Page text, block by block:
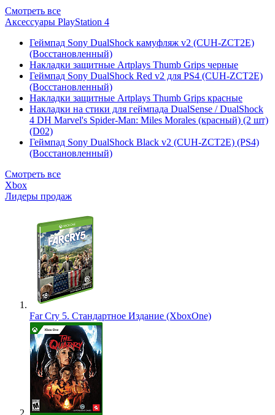
Смотреть все
Аксессуары PlayStation 4
Геймпад Sony DualShock камуфляж v2 (CUH-ZCT2E)
(Восстановленный)
Накладки защитные Artplays Thumb Grips черные
Геймпад Sony DualShock Red v2 для PS4 (CUH-ZCT2E)
(Восстановленный)
Накладки защитные Artplays Thumb Grips красные
Накладки на стики для геймпада DualSense / DualShock
4 DH Marvel's Spider-Man: Miles Morales (красный) (2 шт)
(D02)
Геймпад Sony DualShock Black v2 (CUH-ZCT2E) (PS4)
(Восстановленный)
Смотреть все
Xbox
Лидеры продаж
Far Cry 5. Стандартное Издание (XboxOne)